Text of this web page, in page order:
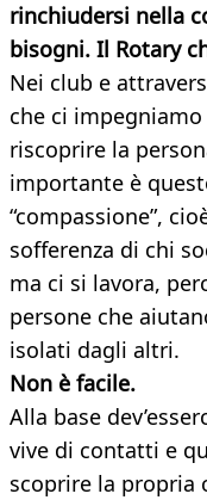
rinchiudersi nella
bisogni. Il Rotary
Nei club e
che ci
riscoprire la
importante è
“compassione”,
sofferenza di chi
ma ci si lavora,
persone che
isolati dagli altri.
Non è facile.
Alla base
vive di contatti e
scoprire la propria